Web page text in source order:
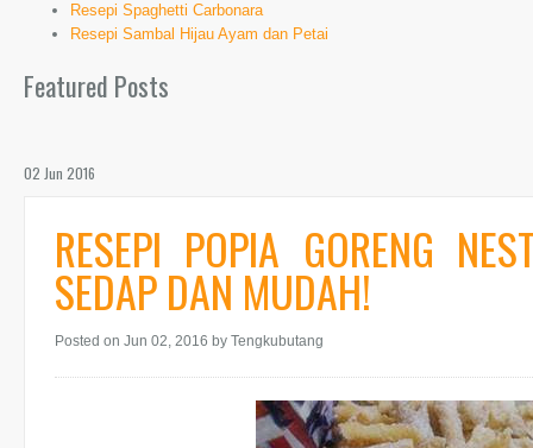
Resepi Spaghetti Carbonara
Resepi Sambal Hijau Ayam dan Petai
Featured Posts
02 Jun 2016
RESEPI POPIA GORENG
SEDAP DAN MUDAH!
Posted on Jun 02, 2016 by Tengkubutang